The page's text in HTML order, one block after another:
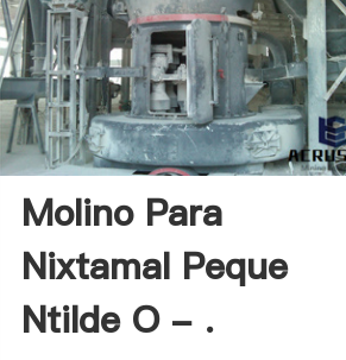
Molino Para
Nixtamal Peque
Ntilde O - .